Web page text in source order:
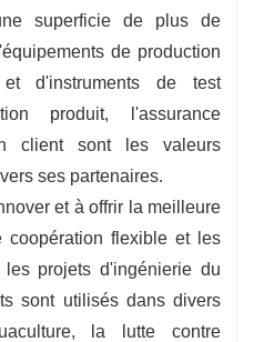
superficie de plus de
de production
d'instruments de test
produit, l'assurance
client sont les valeurs
ses partenaires.
et à offrir la meilleure
coopération flexible et les
projets d'ingénierie du
sont utilisés dans divers
la lutte contre